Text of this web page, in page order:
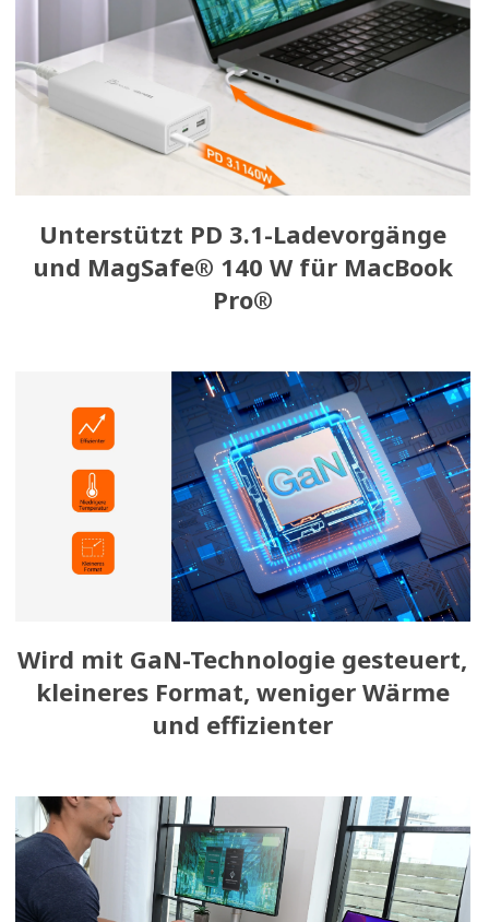
Unterstützt PD 3.1-Ladevorgänge
und MagSafe® 140 W für MacBook
Pro®
Wird mit GaN-Technologie gesteuert,
kleineres Format, weniger Wärme
und effizienter